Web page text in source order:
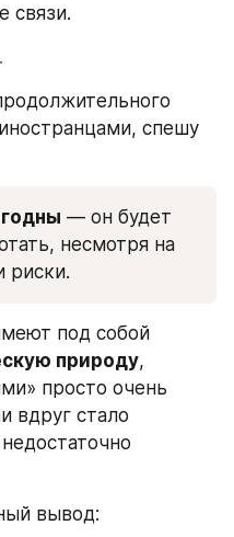
связи.
спешу
— он будет
несмотря на
риски.
под собой
природу,
просто очень
вдруг стало
вывод: